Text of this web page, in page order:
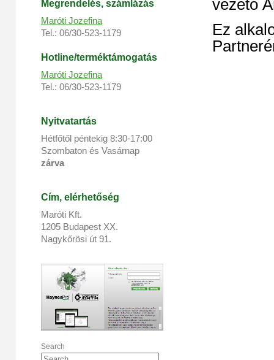
Megrendelés, számlázás
Maróti Jozefina
Tel.: 06/30-523-1179
Hotline/terméktámogatás
Maróti Jozefina
Tel.: 06/30-523-1179
Nyitvatartás
Hétfőtől péntekig 8:30-17:00
Szombaton és Vasárnap
zárva
Cím, elérhetőség
Maróti Kft.
1205 Budapest XX.
Nagykőrösi út 91.
Search
vezető
Ez